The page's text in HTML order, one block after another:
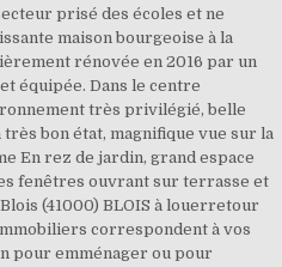
prisé des écoles et ne
maison bourgeoise à la
rénovée en 2016 par un
équipée. Dans le centre
très privilégié, belle
bon état, magnifique vue sur la
En rez de jardin, grand espace
fenêtres ouvrant sur terrasse et
(41000) BLOIS à louerretour
correspondent à vos
pour emménager ou pour